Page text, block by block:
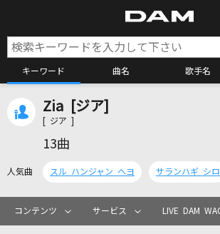
キーワード 曲名 歌手名
カラオケリクエスト
Zia [ジア]
[ ジア ]
13曲
人気曲 スル ハンジャン ヘヨ サランハギ シロ
コンテンツ サービス LIVE DAM